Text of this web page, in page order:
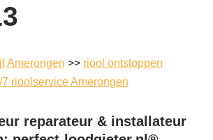
Amerongen >> riool ontstoppen
7 rioolservice Amerongen
reparateur & installateur